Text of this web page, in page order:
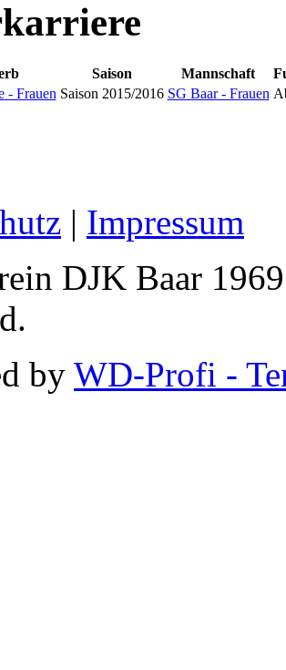
Saison Mannschaft
- Frauen Saison 2015/2016 SG Baar - Frauen
| Impressum
DJK Baar
by WD-Profi -